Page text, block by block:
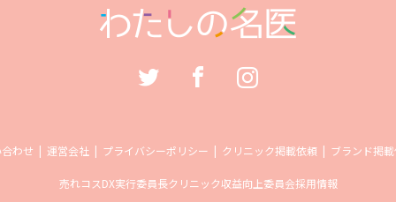
わせ 運営会社 プライバシーポリシー クリニック掲載依頼 ブランド掲
売れコスDX実行委員長クリニック収益向上委員会採用情報